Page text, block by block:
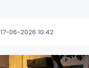
17-06-2026 10:42